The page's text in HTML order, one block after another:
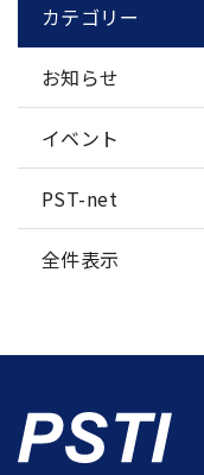
カテゴリー
お知らせ
イベント
PST-net
全件表示